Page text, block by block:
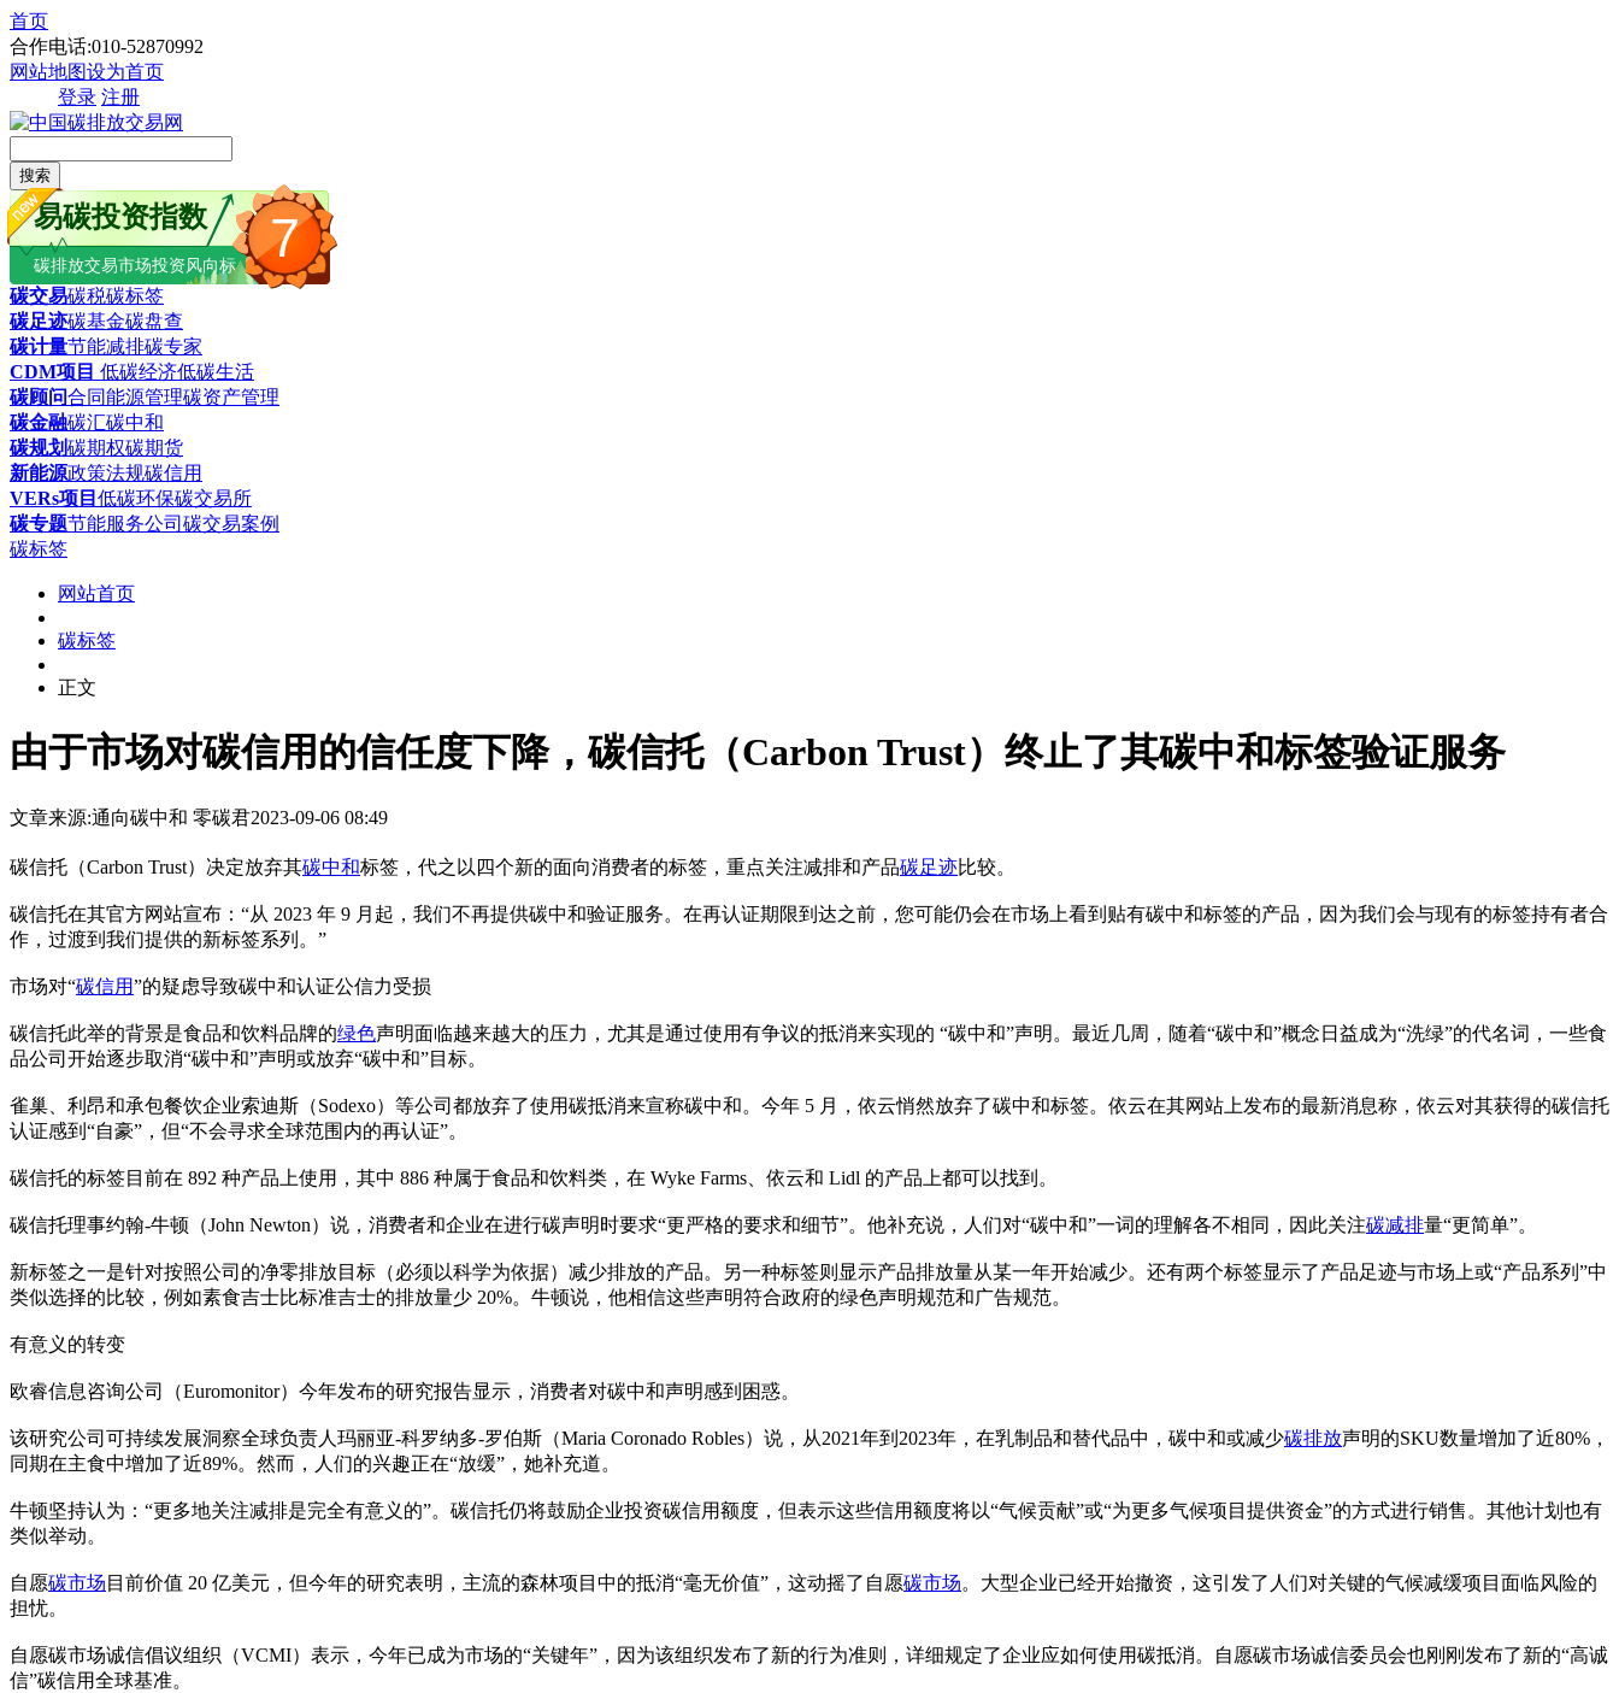
首页
合作电话:010-52870992
网站地图设为首页
登录 注册
搜索
7
易碳投资指数
碳排放交易市场投资风向标
碳交易碳税碳标签
碳足迹碳基金碳盘查
碳计量节能减排碳专家
CDM项目 低碳经济低碳生活
碳顾问合同能源管理碳资产管理
碳金融碳汇碳中和
碳规划碳期权碳期货
新能源政策法规碳信用
VERs项目 低碳环保碳交易所
碳专题节能服务公司 碳交易案例
碳标签
网站首页
碳标签
正文
由于市场对碳信用的信任度下降，碳信托（Carbon Trust）终止了其碳中和标签验证服务
文章来源:通向碳中和 零碳君2023-09-06 08:49
碳信托（Carbon Trust）决定放弃其碳中和标签，代之以四个新的面向消费者的标签，重点关注减排和产品碳足迹比较。
碳信托在其官方网站宣布：“从 2023 年 9 月起，我们不再提供碳中和验证服务。在再认证期限到达之前，您可能仍会在市场上看到贴有碳中和标签的产品，因为我们会与现有的标签持有者合
作，过渡到我们提供的新标签系列。”
市场对“碳信用”的疑虑导致碳中和认证公信力受损
碳信托此举的背景是食品和饮料品牌的绿色声明面临越来越大的压力，尤其是通过使用有争议的抵消来实现的 “碳中和”声明。最近几周，随着“碳中和”概念日益成为“洗绿”的代名词，一些食
品公司开始逐步取消“碳中和”声明或放弃“碳中和”目标。
雀巢、利昂和承包餐饮企业索迪斯（Sodexo）等公司都放弃了使用碳抵消来宣称碳中和。今年 5 月，依云悄然放弃了碳中和标签。依云在其网站上发布的最新消息称，依云对其获得的碳信托
认证感到“自豪”，但“不会寻求全球范围内的再认证”。
碳信托的标签目前在 892 种产品上使用，其中 886 种属于食品和饮料类，在 Wyke Farms、依云和 Lidl 的产品上都可以找到。
碳信托理事约翰-牛顿（John Newton）说，消费者和企业在进行碳声明时要求“更严格的要求和细节”。他补充说，人们对“碳中和”一词的理解各不相同，因此关注碳减排量“更简单”。
新标签之一是针对按照公司的净零排放目标（必须以科学为依据）减少排放的产品。另一种标签则显示产品排放量从某一年开始减少。还有两个标签显示了产品足迹与市场上或“产品系列”中
类似选择的比较，例如素食吉士比标准吉士的排放量少 20%。牛顿说，他相信这些声明符合政府的绿色声明规范和广告规范。
有意义的转变
欧睿信息咨询公司（Euromonitor）今年发布的研究报告显示，消费者对碳中和声明感到困惑。
该研究公司可持续发展洞察全球负责人玛丽亚-科罗纳多-罗伯斯（Maria Coronado Robles）说，从2021年到2023年，在乳制品和替代品中，碳中和或减少碳排放声明的SKU数量增加了近80%，
同期在主食中增加了近89%。然而，人们的兴趣正在“放缓”，她补充道。
牛顿坚持认为：“更多地关注减排是完全有意义的”。碳信托仍将鼓励企业投资碳信用额度，但表示这些信用额度将以“气候贡献”或“为更多气候项目提供资金”的方式进行销售。其他计划也有
类似举动。
自愿碳市场 目前价值 20 亿美元，但今年的研究表明，主流的森林项目中的抵消“毫无价值”，这动摇了自愿碳市场。大型企业已经开始撤资，这引发了人们对关键的气候减缓项目面临风险的
担忧。
自愿碳市场诚信倡议组织（VCMI）表示，今年已成为市场的“关键年”，因为该组织发布了新的行为准则，详细规定了企业应如何使用碳抵消。自愿碳市场诚信委员会也刚刚发布了新的“高诚
信”碳信用全球基准。